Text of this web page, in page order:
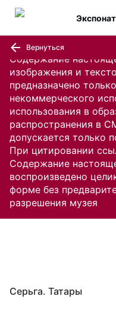
Содержание
изображения и
предназначено
некоммерческого
использования в
распространения в
допускается только
При цитировании
Содержание
воспроизведено
форме без
разрешения музея
Вернуться
Серьга. Татары